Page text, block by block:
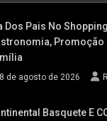
Dos Pais No
Promoção
de agosto de 2026
Basquete E